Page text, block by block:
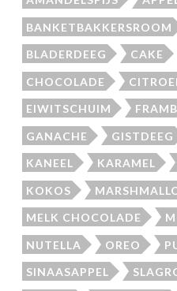
BANKETBAKKERSROOM
BLADERDEEG CAKE
CHOCOLADE
EIWITSCHUIM
GANACHE GISTDEEG
KANEEL KARAMEL
KOKOS
MELK CHOCOLADE
NUTELLA OREO
SINAASAPPEL